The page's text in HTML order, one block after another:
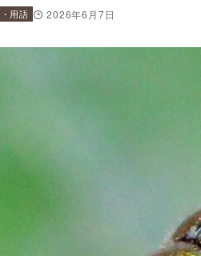
用語 2026年6月7日